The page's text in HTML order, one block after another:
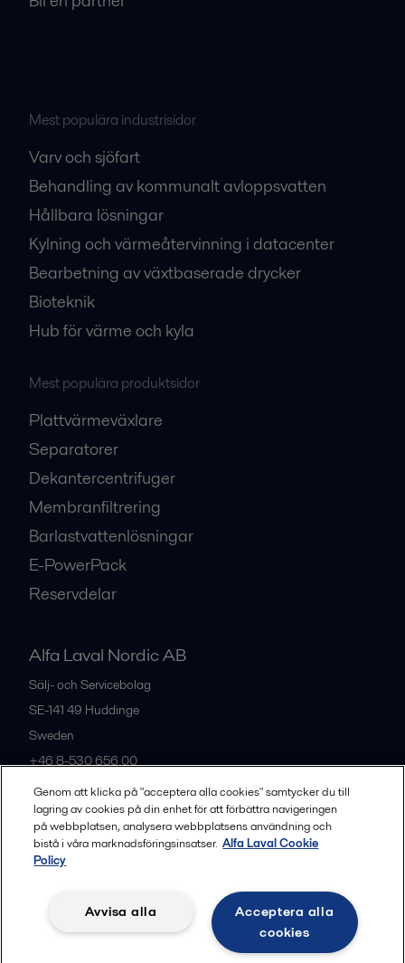
Mest populära industrisidor
Varv och sjöfart
Behandling av kommunalt avloppsvatten
Hållbara lösningar
Kylning och värmeåtervinning i datacenter
Bearbetning av växtbaserade drycker
Bioteknik
Hub för värme och kyla
Mest populära produktsidor
Plattvärmeväxlare
Separatorer
Dekantercentrifuger
Membranfiltrering
Barlastvattenlösningar
E-PowerPack
Reservdelar
Alfa Laval Nordic AB
Sälj- och Servicebolag
SE-141 49 Huddinge
Sweden
+46 8-530 656 00
Alla kontor och partners
Legal terms and conditions
Community guidelines
Genom att klicka på "acceptera alla cookies" samtycker du till
lagring av cookies på din enhet för att förbättra navigeringen
på webbplatsen, analysera webbplatsens användning och
bistå i våra marknadsföringsinsatser. Alfa Laval Cookie
Policy
Acceptera alla
cookies
Avvisa alla